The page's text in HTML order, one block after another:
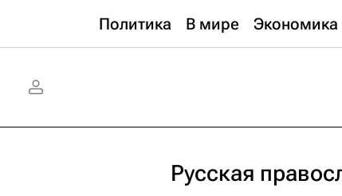
Политика В мире Экономика
Русская